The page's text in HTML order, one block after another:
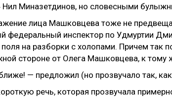
Миназетдинов, но словесными
лица Машковцева тоже не
федеральный инспектор по Удмуртии
на разборки с холопами. Причем так
стороне от Олега Машковцева, к тому
— предложил (но прозвучало так,
речь, которая прозвучала